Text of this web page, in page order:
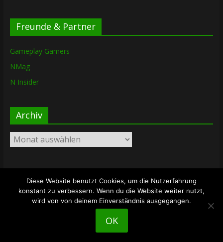
Freunde & Partner
Gameplay Gamers
NMag
N Insider
Archiv
Archiv
Copyright © 2026The Lost Dungeon. Alle Rechte vorbehalten.
Theme: ColorMag vonThemeGrill. Bereitgestellt von
WordPress
Diese Website benutzt Cookies, um die Nutzerfahrung
konstant zu verbessern. Wenn du die Website weiter nutzt,
wird von von deinem Einverständnis ausgegangen.
OK